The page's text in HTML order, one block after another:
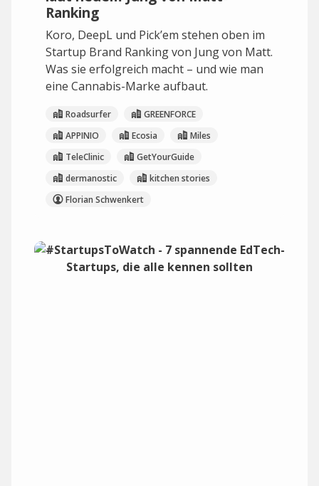
Ranking
Koro, DeepL und Pick’em stehen oben im
Startup Brand Ranking von Jung von Matt.
Was sie erfolgreich macht – und wie man
eine Cannabis-Marke aufbaut.
Roadsurfer
GREENFORCE
APPINIO
Ecosia
Miles
TeleClinic
GetYourGuide
dermanostic
kitchen stories
Florian Schwenkert